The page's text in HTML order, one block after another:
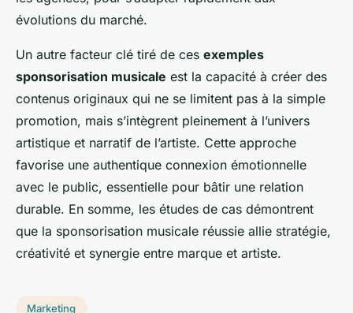
évolutions du marché.
Un autre facteur clé tiré de ces exemples
sponsorisation musicale est la capacité à créer des
contenus originaux qui ne se limitent pas à la simple
promotion, mais s’intègrent pleinement à l’univers
artistique et narratif de l’artiste. Cette approche
favorise une authentique connexion émotionnelle
avec le public, essentielle pour bâtir une relation
durable. En somme, les études de cas démontrent
que la sponsorisation musicale réussie allie stratégie,
créativité et synergie entre marque et artiste.
Marketing